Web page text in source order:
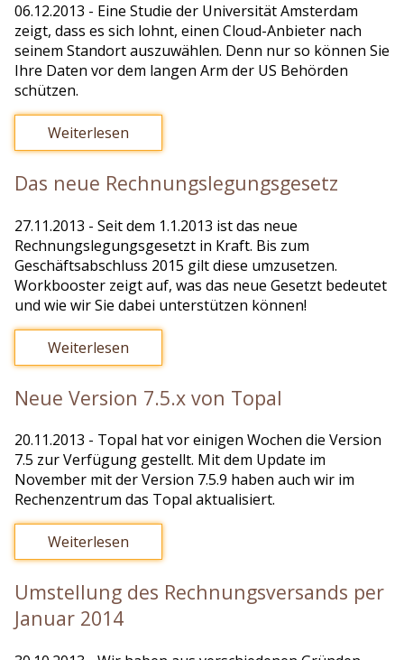
06.12.2013 - Eine Studie der Universität Amsterdam
zeigt, dass es sich lohnt, einen Cloud-Anbieter nach
seinem Standort auszuwählen. Denn nur so können Sie
Ihre Daten vor dem langen Arm der US Behörden
schützen.
Weiterlesen
Das neue Rechnungslegungsgesetz
27.11.2013 - Seit dem 1.1.2013 ist das neue
Rechnungslegungsgesetzt in Kraft. Bis zum
Geschäftsabschluss 2015 gilt diese umzusetzen.
Workbooster zeigt auf, was das neue Gesetzt bedeutet
und wie wir Sie dabei unterstützen können!
Weiterlesen
Neue Version 7.5.x von Topal
20.11.2013 - Topal hat vor einigen Wochen die Version
7.5 zur Verfügung gestellt. Mit dem Update im
November mit der Version 7.5.9 haben auch wir im
Rechenzentrum das Topal aktualisiert.
Weiterlesen
Umstellung des Rechnungsversands per
Januar 2014